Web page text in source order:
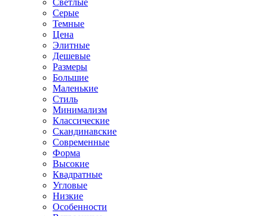
Светлые
Серые
Темные
Цена
Элитные
Дешевые
Размеры
Большие
Маленькие
Стиль
Минимализм
Классические
Скандинавские
Современные
Форма
Высокие
Квадратные
Угловые
Низкие
Особенности